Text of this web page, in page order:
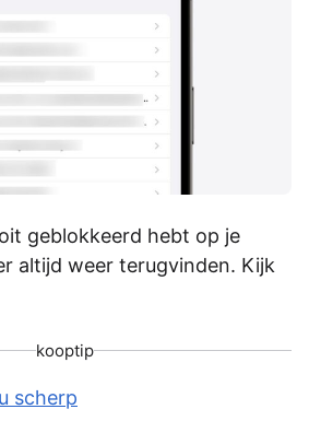
geblokkeerd hebt op je
altijd weer terugvinden. Kijk
kooptip